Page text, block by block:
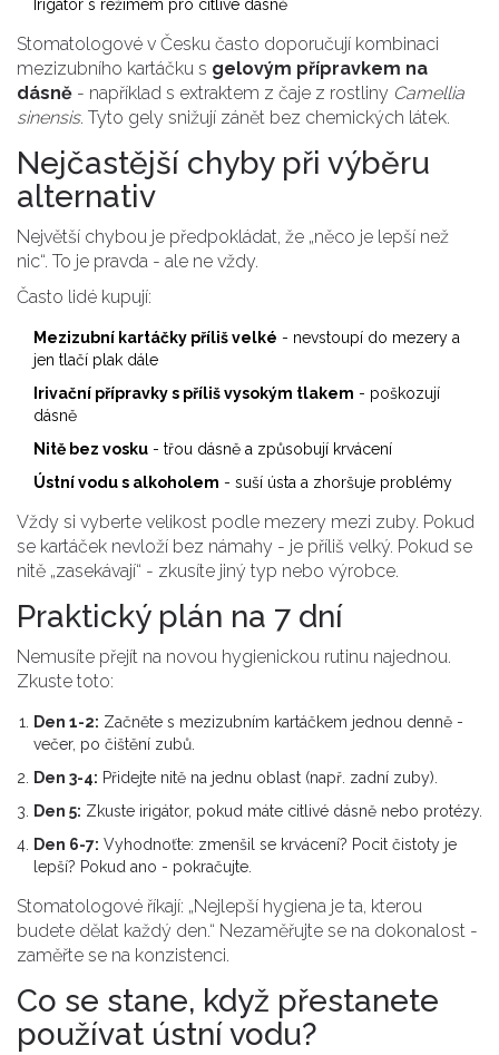
Irigátor s režimem pro citlivé dásně
Stomatologové v Česku často doporučují kombinaci
mezizubního kartáčku s gelovým přípravkem na
dásně - například s extraktem z čaje z rostliny Camellia
sinensis. Tyto gely snižují zánět bez chemických látek.
Nejčastější chyby při výběru
alternativ
Největší chybou je předpokládat, že „něco je lepší než
nic“. To je pravda - ale ne vždy.
Často lidé kupují:
Mezizubní kartáčky příliš velké - nevstoupí do mezery a
jen tlačí plak dále
Irivační přípravky s příliš vysokým tlakem - poškozují
dásně
Nitě bez vosku - třou dásně a způsobují krvácení
Ústní vodu s alkoholem - suší ústa a zhoršuje problémy
Vždy si vyberte velikost podle mezery mezi zuby. Pokud
se kartáček nevloží bez námahy - je příliš velký. Pokud se
nitě „zasekávají“ - zkusíte jiný typ nebo výrobce.
Praktický plán na 7 dní
Nemusíte přejít na novou hygienickou rutinu najednou.
Zkuste toto:
Den 1-2: Začněte s mezizubním kartáčkem jednou denně -
večer, po čištění zubů.
Den 3-4: Přidejte nitě na jednu oblast (např. zadní zuby).
Den 5: Zkuste irigátor, pokud máte citlivé dásně nebo protézy.
Den 6-7: Vyhodnoťte: zmenšil se krvácení? Pocit čistoty je
lepší? Pokud ano - pokračujte.
Stomatologové říkají: „Nejlepší hygiena je ta, kterou
budete dělat každý den.“ Nezaměřujte se na dokonalost -
zaměřte se na konzistenci.
Co se stane, když přestanete
používat ústní vodu?